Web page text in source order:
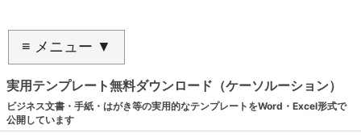
≡ メニュー ▼
実用テンプレート無料ダウンロード（ケーソルーション）
ビジネス文書・手紙・はがき等の実用的なテンプレートをWord・Excel形式で
公開しています